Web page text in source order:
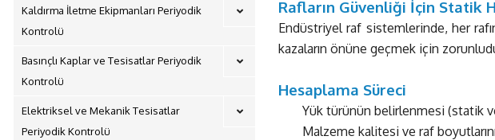
Kaldırma İletme Ekipmanları Periyodik
Kontrolü
Basınçlı Kaplar ve Tesisatlar Periyodik
Kontrolü
Elektriksel ve Mekanik Tesisatlar
Periyodik Kontrolü
Rafların Güvenliği İçin Statik
Endüstriyel raf sistemlerinde, her
kazaların önüne geçmek için
Hesaplama Süreci
Yük türünün belirlenmesi (statik
Malzeme kalitesi ve raf